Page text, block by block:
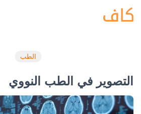
الطب
التصوير في الطب النووي